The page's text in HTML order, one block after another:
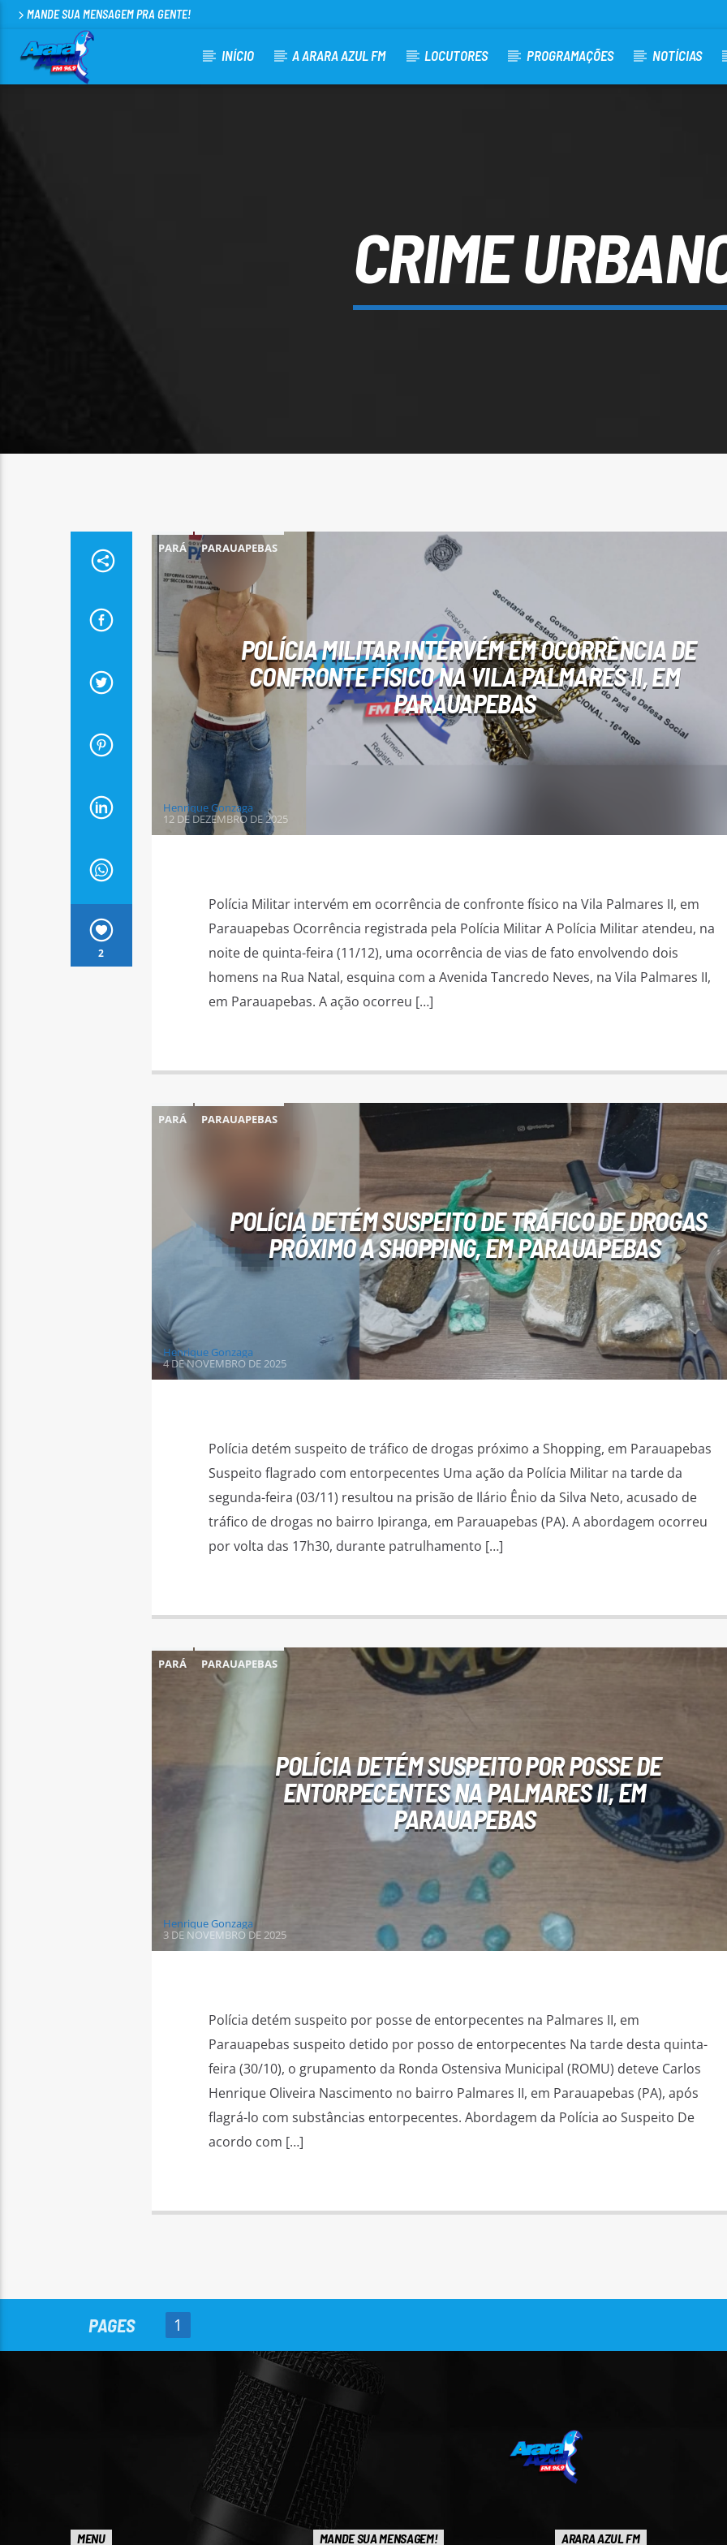
MANDE SUA MENSAGEM PRA GENTE!
INÍCIO A ARARA AZUL FM LOCUTORES PROGRAMAÇÕES NOTÍCIAS
CRIME
2
PARÁ PARAUAPEBAS
POLÍCIA MILITAR INTERVÉM EM OCORRÊNCIA DE
CONFRONTE FÍSICO NA VILA PALMARES II, EM
PARAUAPEBAS
Henrique Gonzaga
12 DE DEZEMBRO DE 2025
Polícia Militar intervém em ocorrência de confronte físico na Vila Palmares II, em
Parauapebas Ocorrência registrada pela Polícia Militar A Polícia Militar atendeu, na
noite de quinta-feira (11/12), uma ocorrência de vias de fato envolvendo dois
homens na Rua Natal, esquina com a Avenida Tancredo Neves, na Vila Palmares II,
em Parauapebas. A ação ocorreu […]
PARÁ PARAUAPEBAS
POLÍCIA DETÉM SUSPEITO DE TRÁFICO DE DROGAS
PRÓXIMO A SHOPPING, EM PARAUAPEBAS
Henrique Gonzaga
4 DE NOVEMBRO DE 2025
Polícia detém suspeito de tráfico de drogas próximo a Shopping, em Parauapebas
Suspeito flagrado com entorpecentes Uma ação da Polícia Militar na tarde da
segunda-feira (03/11) resultou na prisão de Ilário Ênio da Silva Neto, acusado de
tráfico de drogas no bairro Ipiranga, em Parauapebas (PA). A abordagem ocorreu
por volta das 17h30, durante patrulhamento […]
PARÁ PARAUAPEBAS
POLÍCIA DETÉM SUSPEITO POR POSSE DE
ENTORPECENTES NA PALMARES II, EM
PARAUAPEBAS
Henrique Gonzaga
3 DE NOVEMBRO DE 2025
Polícia detém suspeito por posse de entorpecentes na Palmares II, em
Parauapebas suspeito detido por posso de entorpecentes Na tarde desta quinta-
feira (30/10), o grupamento da Ronda Ostensiva Municipal (ROMU) deteve Carlos
Henrique Oliveira Nascimento no bairro Palmares II, em Parauapebas (PA), após
flagrá-lo com substâncias entorpecentes. Abordagem da Polícia ao Suspeito De
acordo com […]
PAGES 1
MENU MANDE SUA MENSAGEM! ARARA AZUL FM